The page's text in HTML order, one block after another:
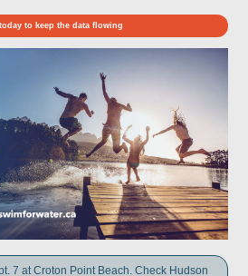
to keep the data flowing
7 at Croton Point Beach. Check Hudson